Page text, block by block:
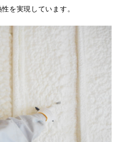
を実現しています。